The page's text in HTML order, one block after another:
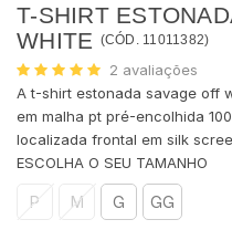
T-SHIRT
WHITE (CÓD. 11011382)
2 avaliações
A t-shirt estonada savage off
em malha pt pré-encolhida
localizada frontal em silk
P M G GG